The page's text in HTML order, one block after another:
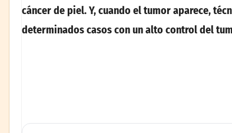
cáncer de piel. Y, cuando el tumor aparece,
determinados casos con un alto control del